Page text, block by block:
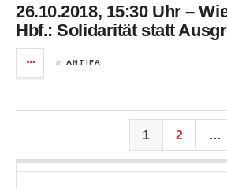
26.10.2018, 15:30 Uhr –
Hbf.: Solidarität statt
in ANTIFA
1 2 …